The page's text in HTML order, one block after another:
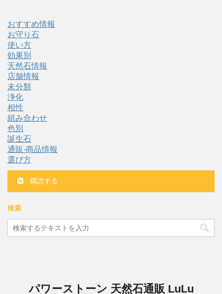
おすすめ情報
お守り石
使い方
効果別
天然石情報
店舗情報
未分類
浄化
相性
組み合わせ
色別
誕生石
通販-商品情報
選び方
購読する
検索
パワーストーン 天然石通販 LuLu